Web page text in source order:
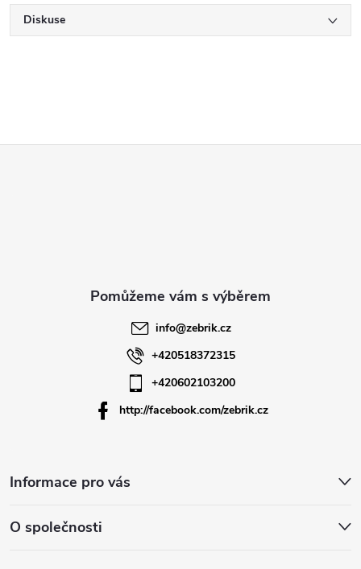
Diskuse
info@zebrik.cz
+420518372315
+420602103200
http://facebook.com/zebrik.cz
Informace pro vás
O společnosti